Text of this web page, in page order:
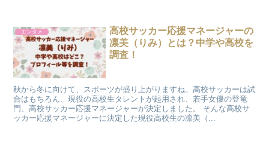
エンタメ
高校サッカー応援マネージャーの
凛美（りみ）とは？中学や高校を
調査！
秋から冬に向けて、スポーツが盛り上がりますね。高校サッカーは試
合はもちろん、現役の高校生タレントが起用され、若手女優の登竜
門、高校サッカー応援マネージャーが決定しました。 そんな高校サ
ッカー応援マネージャーに決定した現役高校生の凛美（...